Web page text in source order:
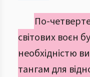
По-
світових воєн
необхідністю
тангам для